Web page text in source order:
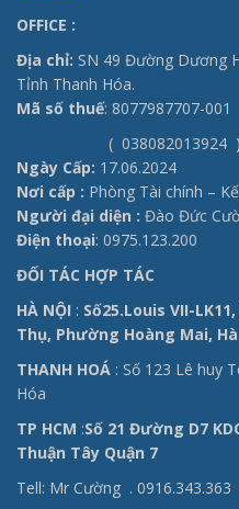
OFFICE :
Địa chỉ: SN 49 Đường Dương
Tỉnh Thanh Hóa.
Mã số thuế: 8077987707-001
( 038082013924 )
Ngày Cấp: 17.06.2024
Nơi cấp : Phòng Tài chính –
Người đại diện : Đào Đức
Điện thoại: 0975.123.200
ĐỐI TÁC HỢP TÁC
HÀ NỘI : Số25.Louis VII-
Thụ, Phường Hoàng Mai,
THANH HOÁ : Số 123 Lê huy
Hóa
TP HCM :Số 21 Đường D7
Thuận Tây Quận 7
Tell: Mr Cường . 0916.343.363